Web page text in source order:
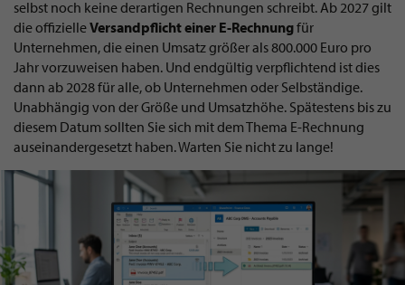
selbst noch keine derartigen Rechnungen schreibt. Ab 2027 gilt
die offizielleVersandpflicht einer E-Rechnungfür
Unternehmen, die einen Umsatz größer als 800.000 Euro pro
Jahr vorzuweisen haben. Und endgültig verpflichtend ist dies
dann ab 2028 für alle, ob Unternehmen oder Selbständige.
Unabhängig von der Größe und Umsatzhöhe. Spätestens bis zu
diesem Datum sollten Sie sich mit dem Thema E-Rechnung
auseinandergesetzt haben. Warten Sie nicht zu lange!